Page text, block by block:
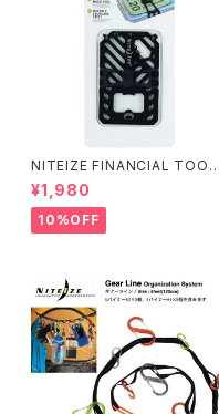
NITEIZE FINANCIAL TOOL
MULTI TOOL WALLETⅡ /ブ
ラック
¥1,980
10%OFF